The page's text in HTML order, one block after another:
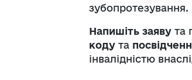
зубопротезування.
Напишіть заяву та
коду та
інвалідністю